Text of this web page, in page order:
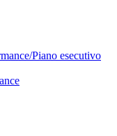
Piano esecutivo